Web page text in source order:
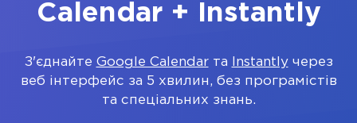
Calendar + Instantly
З'єднайте Google Calendarта Instantlyчерез
веб інтерфейс за 5 хвилин, без програмістів
та спеціальних знань.